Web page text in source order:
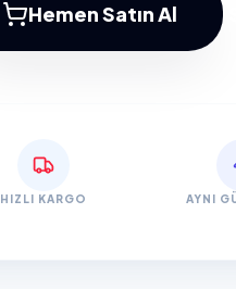
Hemen Satın Al
HIZLI KARGO AYNI